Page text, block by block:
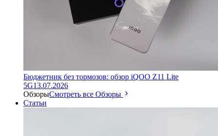
Бюджетник без тормозов: обзор iQOO Z11 Lite
5G13.07.2026
ОбзорыСмотреть все Обзоры
Статьи